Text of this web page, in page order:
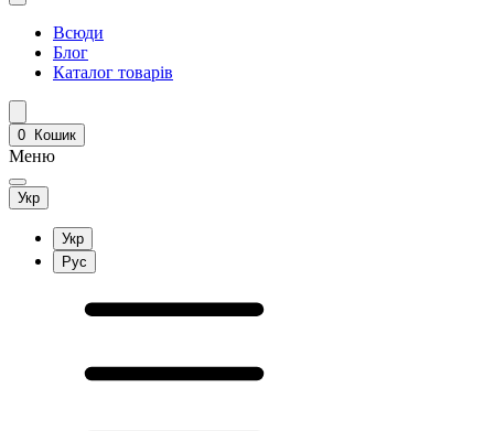
Всюди
Блог
Каталог товарів
0 Кошик
Меню
Укр
Укр
Рус